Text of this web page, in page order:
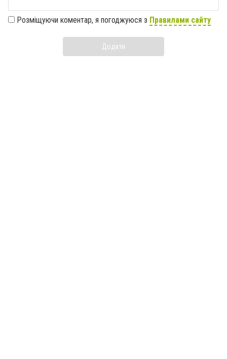
Розміщуючи коментар, я погоджуюся з Правилами сайту
Додати